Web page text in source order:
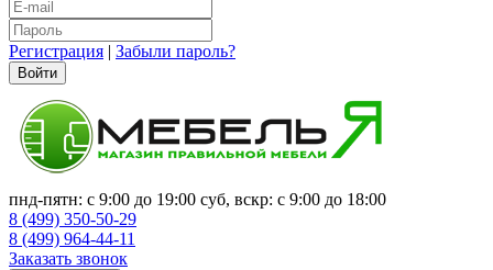
Регистрация | Забыли пароль?
Войти
пнд-пятн: с 9:00 до 19:00 суб, вскр: с 9:00 до 18:00
8 (499) 350-50-29
8 (499) 964-44-11
Заказать звонок